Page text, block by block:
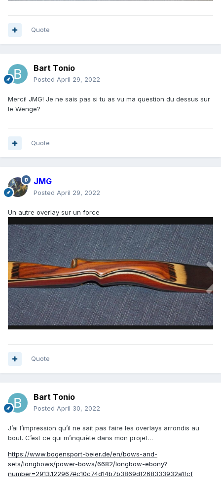
Quote
Bart Tonio
Posted April 29, 2022
Merci! JMG! Je ne sais pas si tu as vu ma question du dessus sur
le Wenge?
Quote
JMG
Posted April 29, 2022
Un autre overlay sur un force
Quote
Bart Tonio
Posted April 30, 2022
J’ai l’impression qu’il ne sait pas faire les overlays arrondis au
bout. C’est ce qui m’inquiète dans mon projet…
https://www.bogensport-beier.de/en/bows-and-
sets/longbows/power-bows/6682/longbow-ebony?
number=2913.122967#c10c74d14b7b3869df268333932a1fcf